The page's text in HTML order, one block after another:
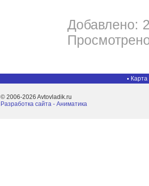
Добавлено:
Карта
© 2006-2026 Avtovladik.ru
Разработка сайта - Aниматика